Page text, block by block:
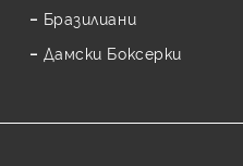
Бразилиани
Дамски Боксерки